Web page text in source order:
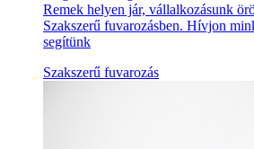
Remek helyen jár, vállalkozásunk
Szakszerű fuvarozásben. Hívjon
segítünk
Szakszerű fuvarozás